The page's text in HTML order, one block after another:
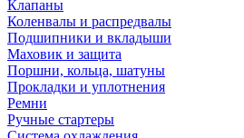
Клапаны
Коленвалы и распредвалы
Подшипники и вкладыши
Маховик и защита
Поршни, кольца, шатуны
Прокладки и уплотнения
Ремни
Ручные стартеры